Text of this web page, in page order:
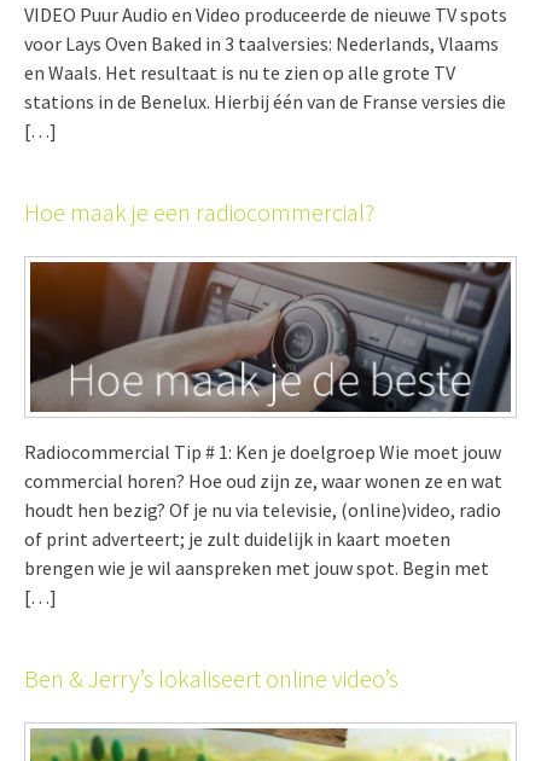
VIDEO Puur Audio en Video produceerde de nieuwe TV spots
voor Lays Oven Baked in 3 taalversies: Nederlands, Vlaams
en Waals. Het resultaat is nu te zien op alle grote TV
stations in de Benelux. Hierbij één van de Franse versies die
[…]
Hoe maak je een radiocommercial?
Radiocommercial Tip # 1: Ken je doelgroep Wie moet jouw
commercial horen? Hoe oud zijn ze, waar wonen ze en wat
houdt hen bezig? Of je nu via televisie, (online)video, radio
of print adverteert; je zult duidelijk in kaart moeten
brengen wie je wil aanspreken met jouw spot. Begin met
[…]
Ben & Jerry’s lokaliseert online video’s